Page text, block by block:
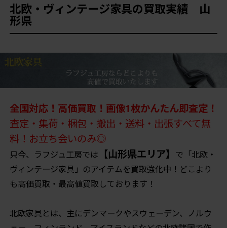
北欧・ヴィンテージ家具の買取実績 山
形県
全国対応！高価買取！画像1枚かんたん即査定！
査定・集荷・梱包・搬出・送料・出張すべて無
料！お立ち会いのみ◎
只今、ラフジュ工房では 【山形県エリア】 で「北欧・
ヴィンテージ家具」のアイテムを買取強化中！どこより
も高価買取・最高値買取しております！
北欧家具とは、主にデンマークやスウェーデン、ノルウ